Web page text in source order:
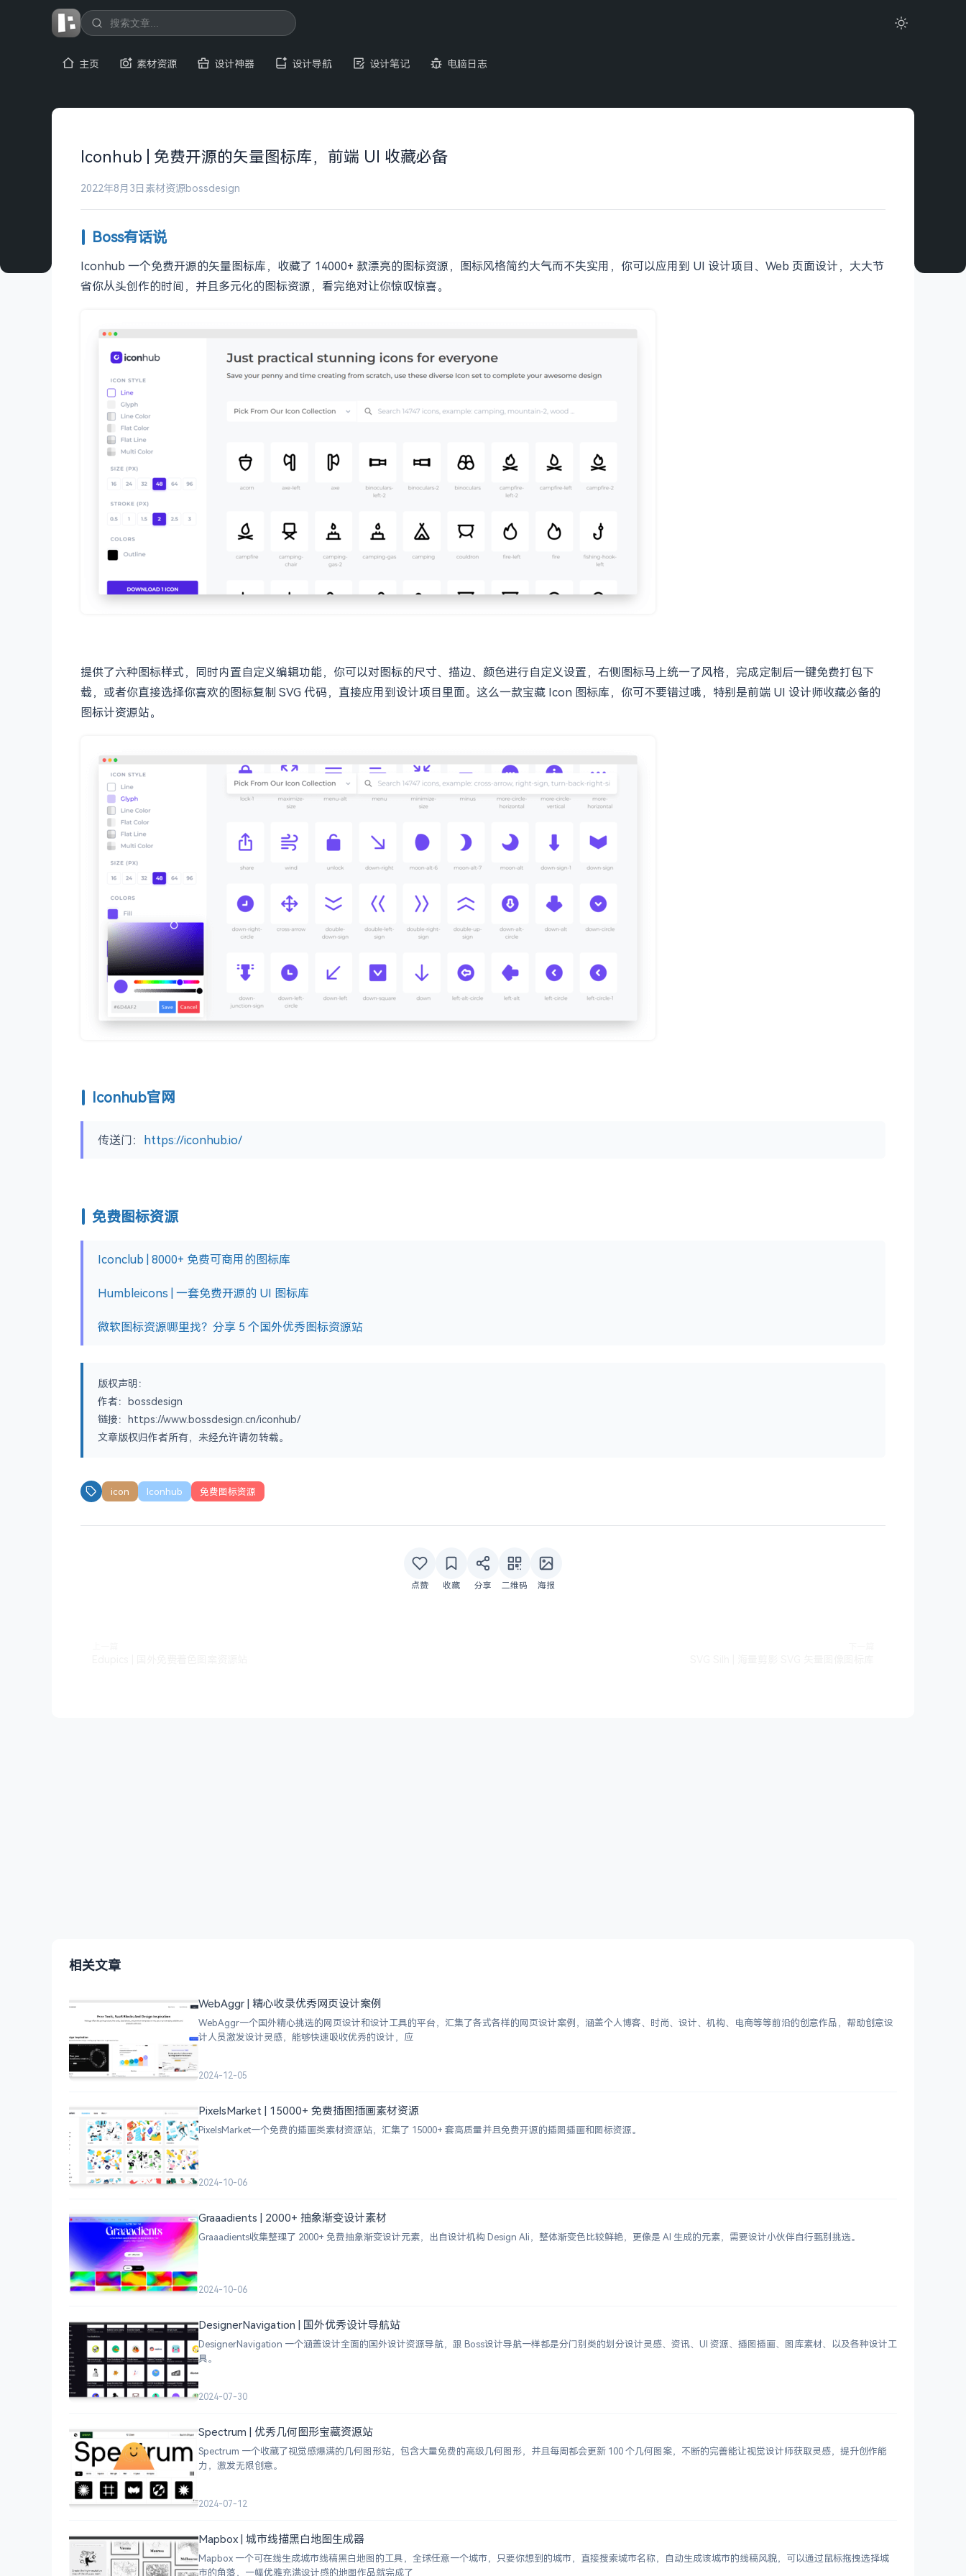
主页 素材资源 设计神器 设计导航 设计笔记 电脑日志
Iconhub | 免费开源的矢量图标库，前端 UI 收藏必备
2022年8月3日 素材资源bossdesign
Boss有话说
Iconhub 一个免费开源的矢量图标库，收藏了 14000+ 款漂亮的图标资源，图标风格简约大气而不失实用，你可以应用到 UI 设计项目、Web 页面设计，大大节
省你从头创作的时间，并且多元化的图标资源，看完绝对让你惊叹惊喜。
提供了六种图标样式，同时内置自定义编辑功能，你可以对图标的尺寸、描边、颜色进行自定义设置，右侧图标马上统一了风格，完成定制后一键免费打包下
载，或者你直接选择你喜欢的图标复制 SVG 代码，直接应用到设计项目里面。这么一款宝藏 Icon 图标库，你可不要错过哦，特别是前端 UI 设计师收藏必备的
图标计资源站。
Iconhub官网
传送门： https://iconhub.io/
免费图标资源
Iconclub | 8000+ 免费可商用的图标库
Humbleicons | 一套免费开源的 UI 图标库
微软图标资源哪里找？分享 5 个国外优秀图标资源站
版权声明：
作者：bossdesign
链接：https://www.bossdesign.cn/iconhub/
文章版权归作者所有，未经允许请勿转载。
icon Iconhub 免费图标资源
点赞 收藏 分享 二维码 海报
相关文章
WebAggr | 精心收录优秀网页设计案例
WebAggr一个国外精心挑选的网页设计和设计工具的平台，汇集了各式各样的网页设计案例，涵盖个人博客、时尚、设计、机构、电商等等前沿的创意作品，帮助创意设
计人员激发设计灵感，能够快速吸收优秀的设计，应
2024-12-05
PixelsMarket | 15000+ 免费插图插画素材资源
PixelsMarket一个免费的插画类素材资源站，汇集了 15000+ 套高质量并且免费开源的插图插画和图标资源。
2024-10-06
Graaadients | 2000+ 抽象渐变设计素材
Graaadients收集整理了 2000+ 免费抽象渐变设计元素，出自设计机构 Design Ali，整体渐变色比较鲜艳，更像是 AI 生成的元素，需要设计小伙伴自行甄别挑选。
2024-10-06
DesignerNavigation | 国外优秀设计导航站
DesignerNavigation 一个涵盖设计全面的国外设计资源导航，跟 Boss设计导航一样都是分门别类的划分设计灵感、资讯、UI 资源、插图插画、图库素材、以及各种设计工
具。
2024-07-30
Spectrum | 优秀几何图形宝藏资源站
Spectrum 一个收藏了视觉感爆满的几何图形站，包含大量免费的高级几何图形，并且每周都会更新 100 个几何图案，不断的完善能让视觉设计师获取灵感，提升创作能
力，激发无限创意。
2024-07-12
Mapbox | 城市线描黑白地图生成器
Mapbox 一个可在线生成城市线稿黑白地图的工具，全球任意一个城市，只要你想到的城市，直接搜索城市名称，自动生成该城市的线稿风貌，可以通过鼠标拖拽选择城
市的角落，一幅优雅充满设计感的地图作品就完成了